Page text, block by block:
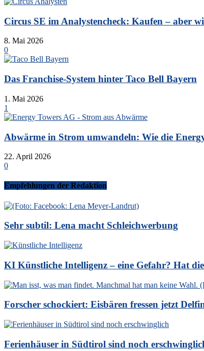
Circus SE im Analystencheck: Kaufen – aber
8. Mai 2026
0
Das Franchise-System hinter Taco Bell Bayern
1. Mai 2026
1
Abwärme in Strom umwandeln: Wie die
22. April 2026
0
Empfehlungen der Redaktion
Sehr subtil: Lena macht Schleichwerbung
KI Künstliche Intelligenz – eine Gefahr? Hat
Forscher schockiert: Eisbären fressen jetzt
Ferienhäuser in Südtirol sind noch